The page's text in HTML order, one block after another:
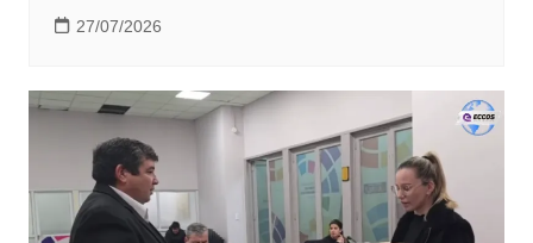
27/07/2026